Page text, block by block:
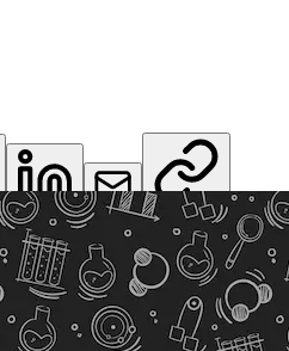
LinkedIn Email Copy Link